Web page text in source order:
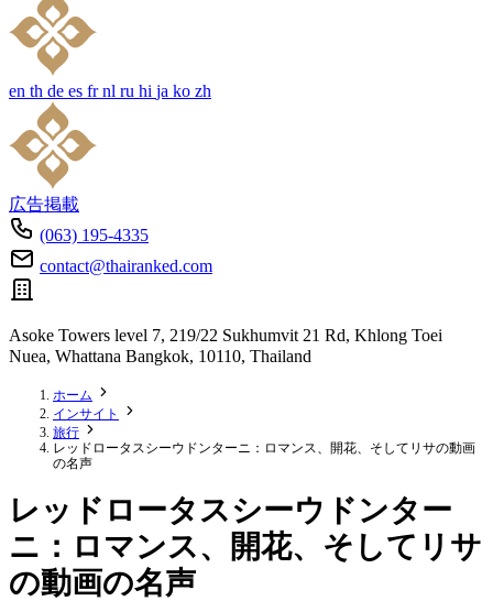
en th de es fr nl ru hi ja ko zh
広告掲載
(063) 195-4335
contact@thairanked.com
Asoke Towers level 7, 219/22 Sukhumvit 21 Rd, Khlong Toei
Nuea, Whattana Bangkok, 10110, Thailand
ホーム
インサイト
旅行
レッドロータスシーウドンターニ：ロマンス、開花、そしてリサの動画
の名声
レッドロータスシーウドンター
ニ：ロマンス、開花、そしてリサ
の動画の名声